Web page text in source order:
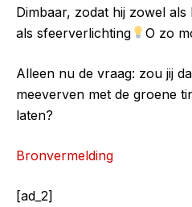
Dimbaar, zodat hij zowel
als sfeerverlichting
O zo
Alleen nu de vraag: zou jij
meeverven met de groene
laten?
Bronvermelding
[ad_2]